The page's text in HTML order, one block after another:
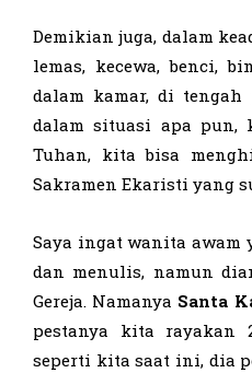
Demikian juga, dalam
lemas, kecewa, benci,
dalam kamar, di
dalam situasi apa pun,
Tuhan, kita bisa
Sakramen Ekaristi yang
Saya ingat wanita awam
dan menulis, namun
Gereja. Namanya Santa
pestanya kita rayakan
seperti kita saat ini, dia